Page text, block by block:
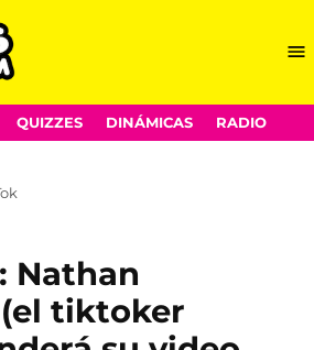
QUIZZES DINÁMICAS RADIO
Nathan
tiktoker